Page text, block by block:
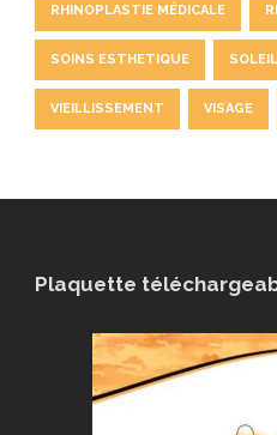
RHINOPLASTIE MÉDICALE
SOINS ESTHETIQUE SOLEIL
VIEILLISSEMENT VISAGE
Plaquette